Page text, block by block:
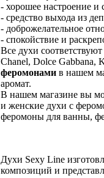
- хорошее настроение и
- средство выхода из
- доброжелательное
- спокойствие и
Все духи
Chanel, Dolce Gabbana,
феромонами в нашем
аромат.
В нашем магазине вы
и женские духи с
феромоны для ванны,
Духи Sexy Line
композиций и